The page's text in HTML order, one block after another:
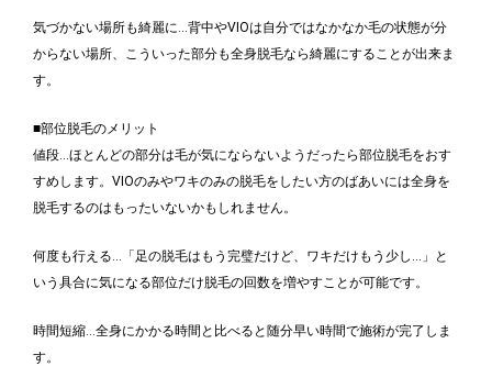
気づかない場所も綺麗に…背中やVIOは自分ではなかなか毛の状態が分
からない場所、こういった部分も全身脱毛なら綺麗にすることが出来ま
す。
■部位脱毛のメリット
値段…ほとんどの部分は毛が気にならないようだったら部位脱毛をおす
すめします。VIOのみやワキのみの脱毛をしたい方のばあいには全身を
脱毛するのはもったいないかもしれません。
何度も行える…「足の脱毛はもう完璧だけど、ワキだけもう少し…」と
いう具合に気になる部位だけ脱毛の回数を増やすことが可能です。
時間短縮…全身にかかる時間と比べると随分早い時間で施術が完了しま
す。